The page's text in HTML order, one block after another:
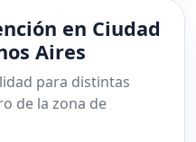
en Ciudad
Aires
para distintas
de la zona de